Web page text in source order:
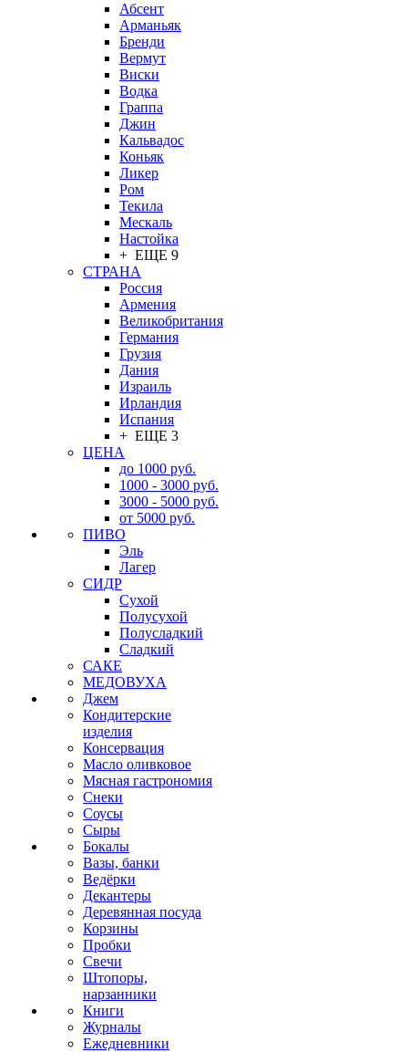
Абсент
Арманьяк
Бренди
Вермут
Виски
Водка
Граппа
Джин
Кальвадос
Коньяк
Ликер
Ром
Текила
Мескаль
Настойка
+ ЕЩЕ 9
СТРАНА
Россия
Армения
Великобритания
Германия
Грузия
Дания
Израиль
Ирландия
Испания
+ ЕЩЕ 3
ЦЕНА
до 1000 руб.
1000 - 3000 руб.
3000 - 5000 руб.
от 5000 руб.
ПИВО
Эль
Лагер
СИДР
Сухой
Полусухой
Полусладкий
Сладкий
САКЕ
МЕДОВУХА
Джем
Кондитерские
изделия
Консервация
Масло оливковое
Мясная гастрономия
Снеки
Соусы
Сыры
Бокалы
Вазы, банки
Ведёрки
Декантеры
Деревянная посуда
Корзины
Пробки
Свечи
Штопоры,
нарзанники
Книги
Журналы
Ежедневники